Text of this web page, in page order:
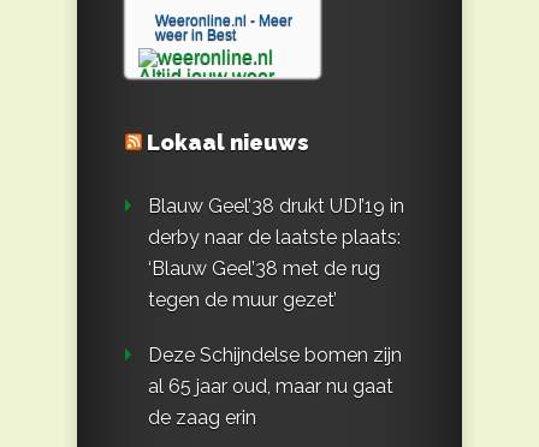
Weeronline.nl - Meer
weer in Best
Lokaal nieuws
Blauw Geel’38 drukt UDI’19 in
derby naar de laatste plaats:
‘Blauw Geel’38 met de rug
tegen de muur gezet’
Deze Schijndelse bomen zijn
al 65 jaar oud, maar nu gaat
de zaag erin